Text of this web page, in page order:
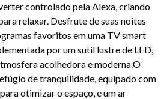
controlado pela Alexa, criando
relaxar. Desfrute de suas noites
favoritos em uma TV smart
por um sutil lustre de LED,
acolhedora e moderna.O
de tranquilidade, equipado com
otimizar o espaço, e um ar